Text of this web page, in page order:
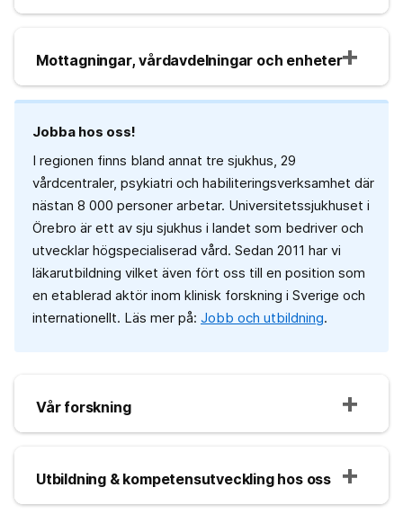
Mottagningar, vårdavdelningar och enheter
Jobba hos oss!
I regionen finns bland annat tre sjukhus, 29
vårdcentraler, psykiatri och habiliteringsverksamhet där
nästan 8 000 personer arbetar. Universitetssjukhuset i
Örebro är ett av sju sjukhus i landet som bedriver och
utvecklar högspecialiserad vård. Sedan 2011 har vi
läkarutbildning vilket även fört oss till en position som
en etablerad aktör inom klinisk forskning i Sverige och
internationellt. Läs mer på: Jobb och utbildning.
Vår forskning
Utbildning & kompetensutveckling hos oss